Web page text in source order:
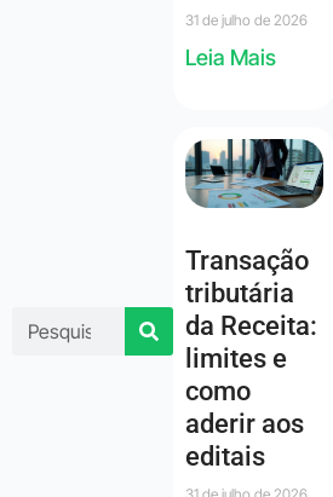
31 de julho de 2026
Leia Mais
Transação
tributária
da Receita:
limites e
como
aderir aos
editais